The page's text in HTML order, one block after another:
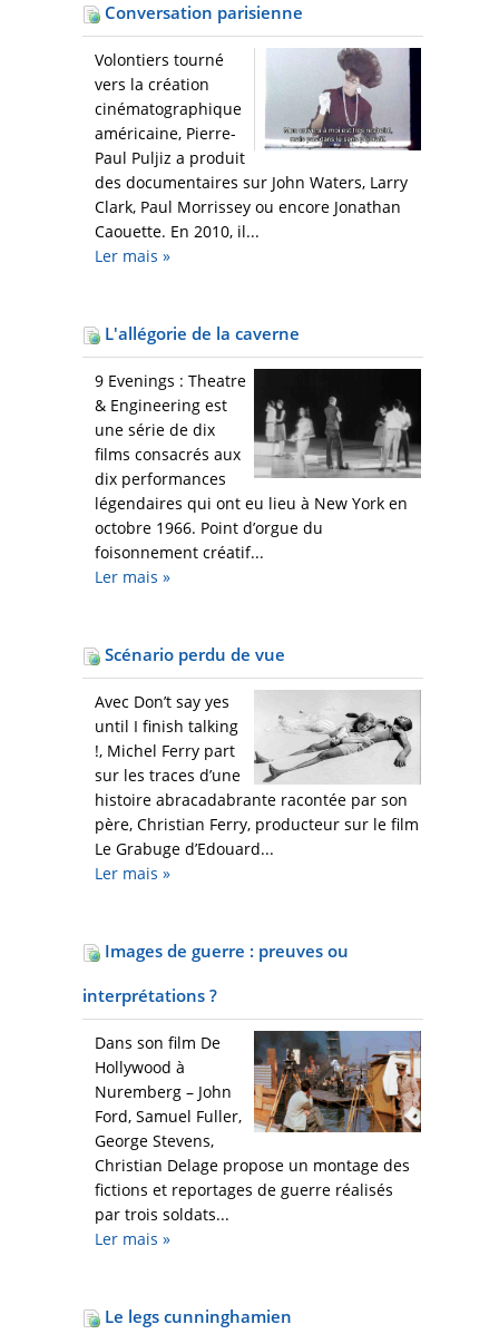
Conversation parisienne
Volontiers tourné
vers la création
cinématographique
américaine, Pierre-
Paul Puljiz a produit
des documentaires sur John Waters, Larry
Clark, Paul Morrissey ou encore Jonathan
Caouette. En 2010, il...
Ler mais »
L'allégorie de la caverne
9 Evenings : Theatre
& Engineering est
une série de dix
films consacrés aux
dix performances
légendaires qui ont eu lieu à New York en
octobre 1966. Point d’orgue du
foisonnement créatif...
Ler mais »
Scénario perdu de vue
Avec Don’t say yes
until I finish talking
!, Michel Ferry part
sur les traces d’une
histoire abracadabrante racontée par son
père, Christian Ferry, producteur sur le film
Le Grabuge d’Edouard...
Ler mais »
Images de guerre : preuves ou
interprétations ?
Dans son film De
Hollywood à
Nuremberg – John
Ford, Samuel Fuller,
George Stevens,
Christian Delage propose un montage des
fictions et reportages de guerre réalisés
par trois soldats...
Ler mais »
Le legs cunninghamien